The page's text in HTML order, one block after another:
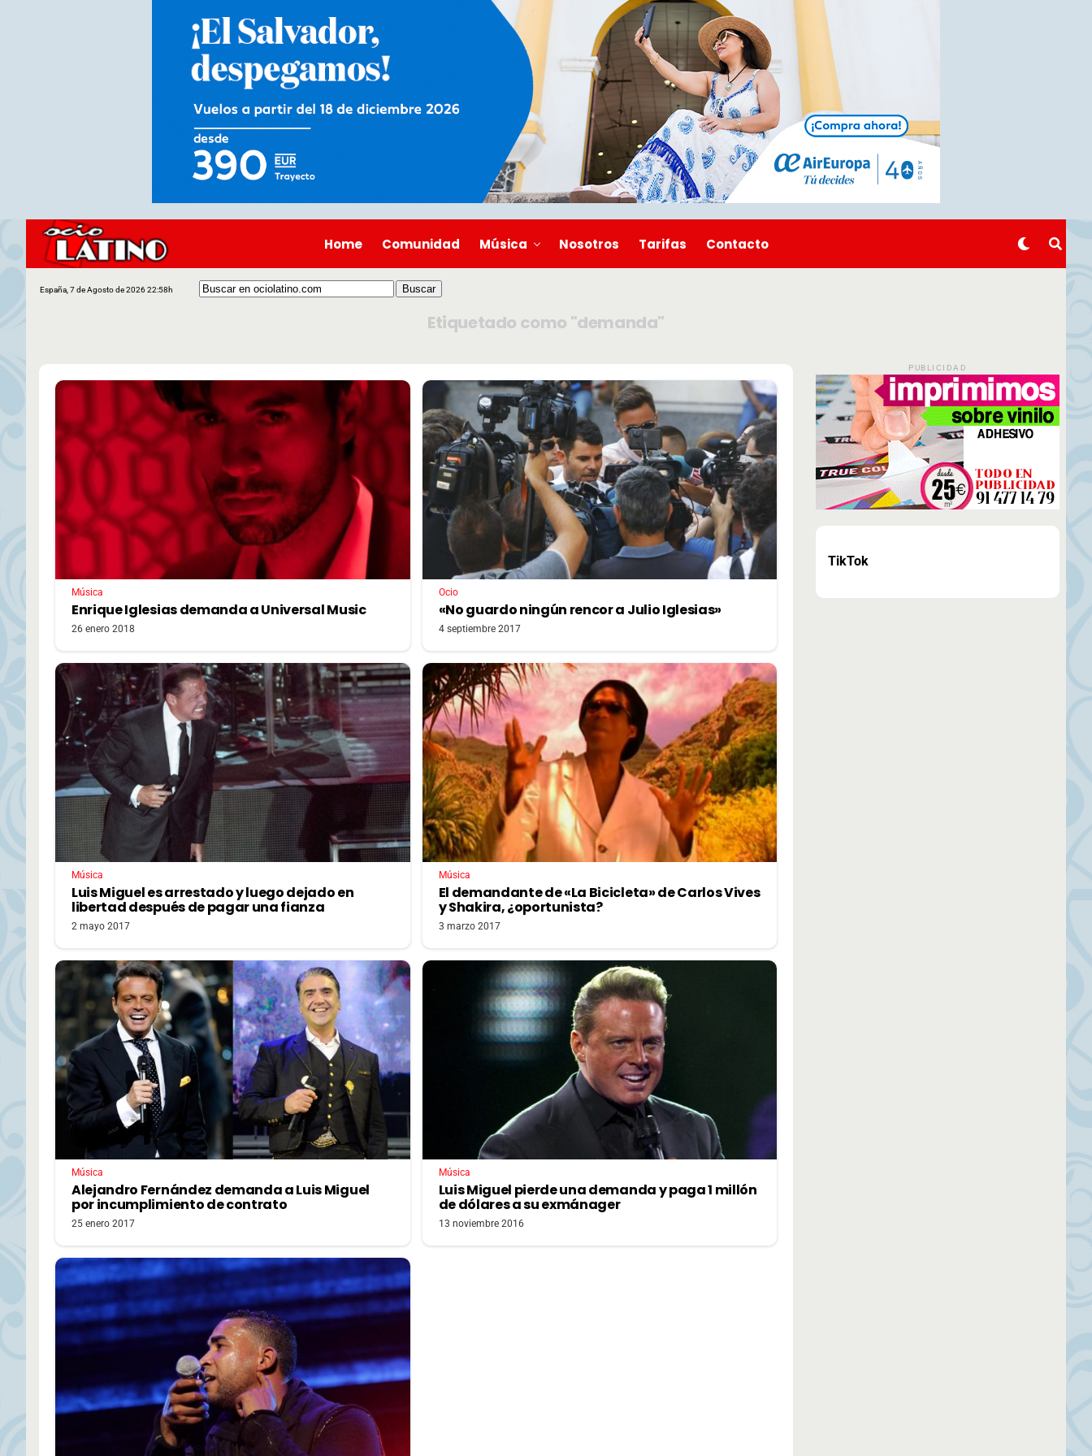
Home Comunidad Música Nosotros Tarifas Contacto
España, 7 de Agosto de 2026 22:58h
Etiquetado como "demanda"
Música
Enrique Iglesias demanda a Universal Music
26 enero 2018
Ocio
«No guardo ningún rencor a Julio Iglesias»
4 septiembre 2017
Música
Luis Miguel es arrestado y luego dejado en
libertad después de pagar una fianza
2 mayo 2017
Música
El demandante de «La Bicicleta» de Carlos Vives
y Shakira, ¿oportunista?
3 marzo 2017
Música
Alejandro Fernández demanda a Luis Miguel
por incumplimiento de contrato
25 enero 2017
Música
Luis Miguel pierde una demanda y paga 1 millón
de dólares a su exmánager
13 noviembre 2016
PUBLICIDAD
TikTok